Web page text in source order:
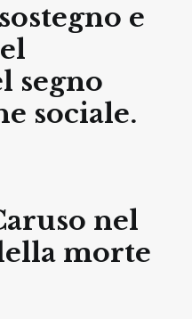
e
segno
sociale.
nel
morte